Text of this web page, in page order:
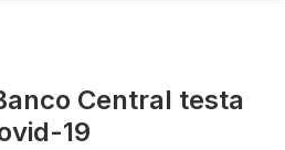
Central testa
19